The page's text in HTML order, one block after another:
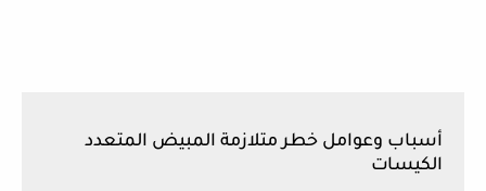
أسباب وعوامل خطر متلازمة المبيض المتعدد
الكيسات